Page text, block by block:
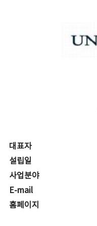
대표자
설립일
사업분야
E-mail
홈페이지